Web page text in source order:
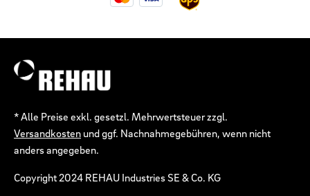
* Alle Preise exkl. gesetzl. Mehrwertsteuer zzgl.
Versandkosten und ggf. Nachnahmegebühren, wenn nicht
anders angegeben.
Copyright 2024 REHAU Industries SE & Co. KG